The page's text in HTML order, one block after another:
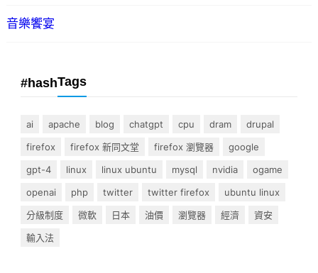
音樂饗宴
#hashTags
ai apache blog chatgpt cpu dram
drupal
firefox
firefox 新同文堂 firefox 瀏覽器
google
gpt-4
linux linux ubuntu mysql nvidia
ogame
openai
php twitter twitter firefox
ubuntu linux
分級制度
微軟 日本 油價 瀏覽器 經濟
資安
輸入法